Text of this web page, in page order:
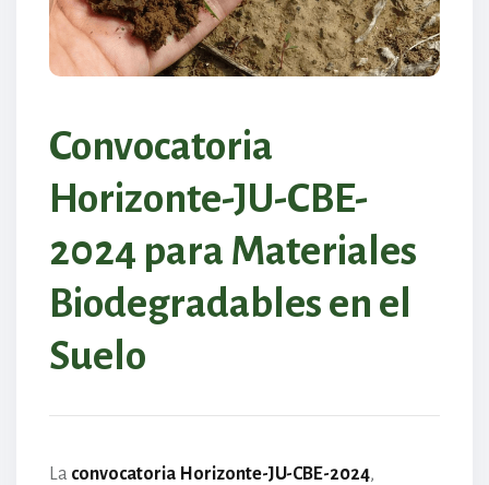
Convocatoria
Horizonte-JU-CBE-
2024 para Materiales
Biodegradables en el
Suelo
La convocatoria Horizonte-JU-CBE-2024,